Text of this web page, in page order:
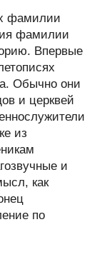
фамилии
фамилии
Впервые
Обычно они
и церквей
из
и
как
по